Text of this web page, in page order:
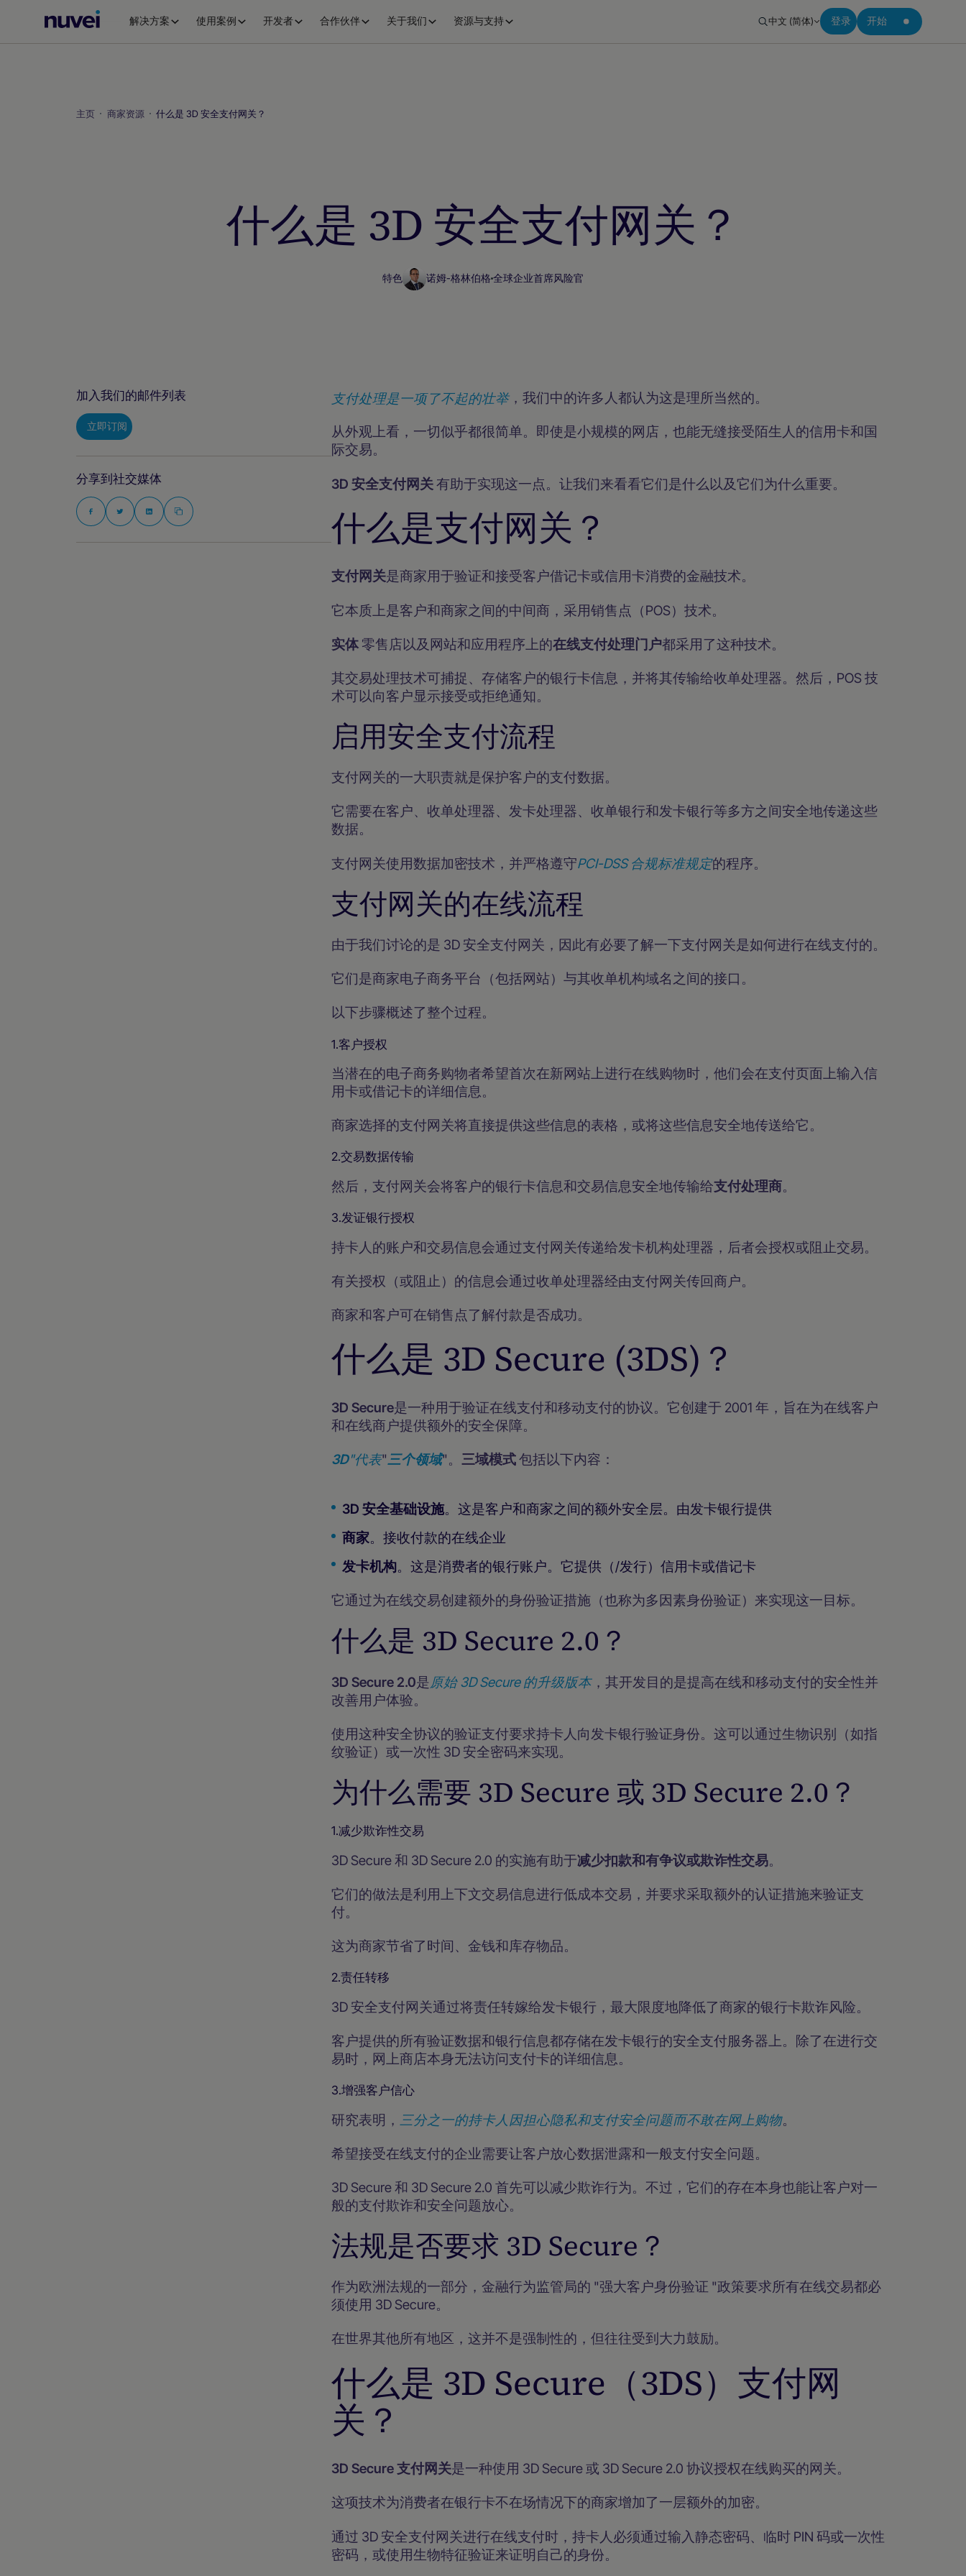
Nuvei解决方案 使用案例 开发者 合作伙伴 关于我们 资源与支持 中文 (简体) 登录 开始
主页 商家资源 什么是 3D 安全支付网关？
什么是 3D 安全支付网关？
特色 诺姆-格林伯格全球企业首席风险官
加入我们的邮件列表
立即订阅
分享到社交媒体
支付处理是一项了不起的壮举，我们中的许多人都认为这是理所当然的。
从外观上看，一切似乎都很简单。即使是小规模的网店，也能无缝接受陌生人的信用卡和国
际交易。
3D 安全支付网关有助于实现这一点。让我们来看看它们是什么以及它们为什么重要。
什么是支付网关？
支付网关是商家用于验证和接受客户借记卡或信用卡消费的金融技术。
它本质上是客户和商家之间的中间商，采用销售点（POS）技术。
实体 零售店以及网站和应用程序上的在线支付处理门户都采用了这种技术。
其交易处理技术可捕捉、存储客户的银行卡信息，并将其传输给收单处理器。然后，POS 技
术可以向客户显示接受或拒绝通知。
启用安全支付流程
支付网关的一大职责就是保护客户的支付数据。
它需要在客户、收单处理器、发卡处理器、收单银行和发卡银行等多方之间安全地传递这些
数据。
支付网关使用数据加密技术，并严格遵守PCI-DSS 合规标准规定的程序。
支付网关的在线流程
由于我们讨论的是 3D 安全支付网关，因此有必要了解一下支付网关是如何进行在线支付的。
它们是商家电子商务平台（包括网站）与其收单机构域名之间的接口。
以下步骤概述了整个过程。
1.客户授权
当潜在的电子商务购物者希望首次在新网站上进行在线购物时，他们会在支付页面上输入信
用卡或借记卡的详细信息。
商家选择的支付网关将直接提供这些信息的表格，或将这些信息安全地传送给它。
2.交易数据传输
然后，支付网关会将客户的银行卡信息和交易信息安全地传输给支付处理商。
3.发证银行授权
持卡人的账户和交易信息会通过支付网关传递给发卡机构处理器，后者会授权或阻止交易。
有关授权（或阻止）的信息会通过收单处理器经由支付网关传回商户。
商家和客户可在销售点了解付款是否成功。
什么是 3D Secure (3DS)？
3D Secure是一种用于验证在线支付和移动支付的协议。它创建于 2001 年，旨在为在线客户
和在线商户提供额外的安全保障。
3D"代表" 三个领域"。 三域模式包括以下内容：
3D 安全基础设施。这是客户和商家之间的额外安全层。由发卡银行提供
‍商家。接收付款的在线企业
发卡机构。这是消费者的银行账户。它提供（/发行）信用卡或借记卡
它通过为在线交易创建额外的身份验证措施（也称为多因素身份验证）来实现这一目标。
什么是 3D Secure 2.0？
3D Secure 2.0是 原始 3D Secure 的升级版本，其开发目的是提高在线和移动支付的安全性并
改善用户体验。
使用这种安全协议的验证支付要求持卡人向发卡银行验证身份。这可以通过生物识别（如指
纹验证）或一次性 3D 安全密码来实现。
为什么需要 3D Secure 或 3D Secure 2.0？
1.减少欺诈性交易
3D Secure 和 3D Secure 2.0 的实施有助于减少扣款和有争议或欺诈性交易。
它们的做法是利用上下文交易信息进行低成本交易，并要求采取额外的认证措施来验证支
付。
这为商家节省了时间、金钱和库存物品。
2.责任转移
3D 安全支付网关通过将责任转嫁给发卡银行，最大限度地降低了商家的银行卡欺诈风险。
客户提供的所有验证数据和银行信息都存储在发卡银行的安全支付服务器上。除了在进行交
易时，网上商店本身无法访问支付卡的详细信息。
3.增强客户信心
研究表明， 三分之一的持卡人因担心隐私和支付安全问题而不敢在网上购物。
希望接受在线支付的企业需要让客户放心数据泄露和一般支付安全问题。
3D Secure 和 3D Secure 2.0 首先可以减少欺诈行为。不过，它们的存在本身也能让客户对一
般的支付欺诈和安全问题放心。
法规是否要求 3D Secure？
作为欧洲法规的一部分，金融行为监管局的 "强大客户身份验证 "政策要求所有在线交易都必
须使用 3D Secure。
在世界其他所有地区，这并不是强制性的，但往往受到大力鼓励。
什么是 3D Secure（3DS）支付网
关？
3D Secure 支付网关是一种使用 3D Secure 或 3D Secure 2.0 协议授权在线购买的网关。
这项技术为消费者在银行卡不在场情况下的商家增加了一层额外的加密。
通过 3D 安全支付网关进行在线支付时，持卡人必须通过输入静态密码、临时 PIN 码或一次性
密码，或使用生物特征验证来证明自己的身份。